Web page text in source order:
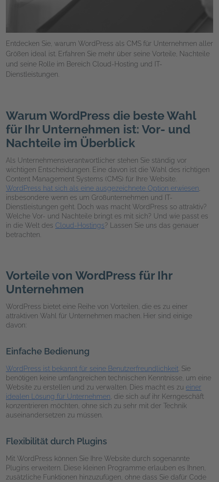
Entdecken Sie, warum WordPress als CMS für Unternehmen aller
Größen ideal ist. Erfahren Sie mehr über seine Vorteile, Nachteile
und seine Rolle im Bereich Cloud-Hosting und IT-
Dienstleistungen.
Warum WordPress die beste Wahl
für Ihr Unternehmen ist: Vor- und
Nachteile im Überblick
Als Unternehmensverantwortlicher stehen Sie ständig vor
wichtigen Entscheidungen. Eine davon ist die Wahl des richtigen
Content Management Systems (CMS) für Ihre Website.
WordPress hat sich als eine ausgezeichnete Option erwiesen
insbesondere wenn es um Großunternehmen und IT-
Dienstleistungen geht. Doch was macht WordPress so attraktiv?
Welche Vor- und Nachteile bringt es mit sich? Und wie passt es
in die Welt des Cloud-Hostings? Lassen Sie uns das genauer
betrachten.
Vorteile von WordPress für Ihr
Unternehmen
WordPress bietet eine Reihe von Vorteilen, die es zu einer
attraktiven Wahl für Unternehmen machen. Hier sind einige
davon:
Einfache Bedienung
WordPress ist bekannt für seine Benutzerfreundlichkeit . Sie
benötigen keine umfangreichen technischen Kenntnisse, um eine
Website zu erstellen und zu verwalten. Dies macht es zu einer
idealen Lösung für Unternehmen , die sich auf ihr Kerngeschäft
konzentrieren möchten, ohne sich zu sehr mit der Technik
auseinandersetzen zu müssen.
Flexibilität durch Plugins
Mit WordPress können Sie Ihre Website durch sogenannte
Plugins erweitern. Diese kleinen Programme erlauben es Ihnen,
zusätzliche Funktionen hinzuzufügen, ohne dass Sie dafür Code